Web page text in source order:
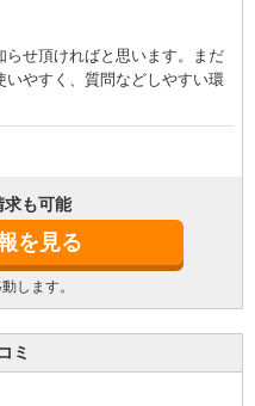
せ頂ければと思います。まだ
やすく、質問などしやすい環
求も可能
を見る
します。
ミ